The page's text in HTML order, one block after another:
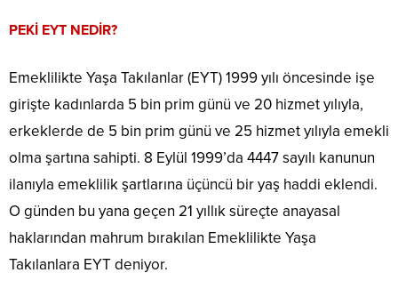
PEKİ EYT NEDİR?
Emeklilikte Yaşa Takılanlar (EYT) 1999 yılı öncesinde işe
girişte kadınlarda 5 bin prim günü ve 20 hizmet yılıyla,
erkeklerde de 5 bin prim günü ve 25 hizmet yılıyla emekli
olma şartına sahipti. 8 Eylül 1999’da 4447 sayılı kanunun
ilanıyla emeklilik şartlarına üçüncü bir yaş haddi eklendi.
O günden bu yana geçen 21 yıllık süreçte anayasal
haklarından mahrum bırakılan Emeklilikte Yaşa
Takılanlara EYT deniyor.